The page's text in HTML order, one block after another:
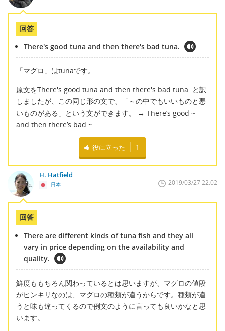
回答
There's good tuna and then there's bad tuna.
「マグロ」はtunaです。
原文をThere's good tuna and then there's bad tuna. と訳
しましたが、この同じ形の文で、「～の中でもいいものと悪
いものがある」という文ができます。 → There’s good ~
and then there’s bad ~.
役に立った 1
H. Hatfield
日本 2019/03/27 22:02
回答
There are different kinds of tuna fish and they all
vary in price depending on the availability and
quality.
鮮度ももちろん関わっているとは思いますが、マグロの値段
がピンキリなのは、マグロの種類が違うからです。種類が違
うと味も違ってくるので例文のように言っても良いかなと思
います。